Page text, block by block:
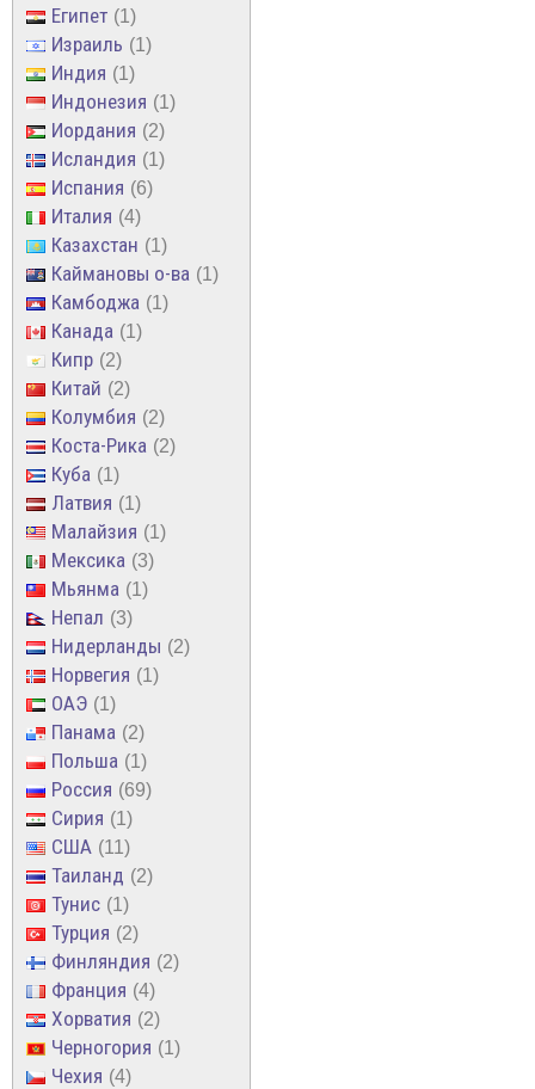
Египет 1
Израиль 1
Индия 1
Индонезия 1
Иордания 2
Исландия 1
Испания 6
Италия 4
Казахстан 1
Каймановы о-ва 1
Камбоджа 1
Канада 1
Кипр 2
Китай 2
Колумбия 2
Коста-Рика 2
Куба 1
Латвия 1
Малайзия 1
Мексика 3
Мьянма 1
Непал 3
Нидерланды 2
Норвегия 1
ОАЭ 1
Панама 2
Польша 1
Россия 69
Сирия 1
США 11
Таиланд 2
Тунис 1
Турция 2
Финляндия 2
Франция 4
Хорватия 2
Черногория 1
Чехия 4